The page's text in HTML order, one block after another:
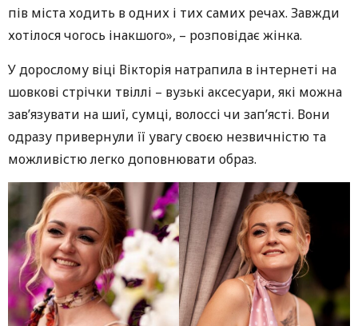
пів міста ходить в одних і тих самих речах. Завжди
хотілося чогось інакшого», – розповідає жінка.
У дорослому віці Вікторія натрапила в інтернеті на
шовкові стрічки твіллі – вузькі аксесуари, які можна
зав’язувати на шиї, сумці, волоссі чи зап’ясті. Вони
одразу привернули її увагу своєю незвичністю та
можливістю легко доповнювати образ.